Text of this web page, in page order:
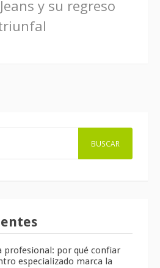
y su regreso
profesional: por qué confiar
especializado marca la